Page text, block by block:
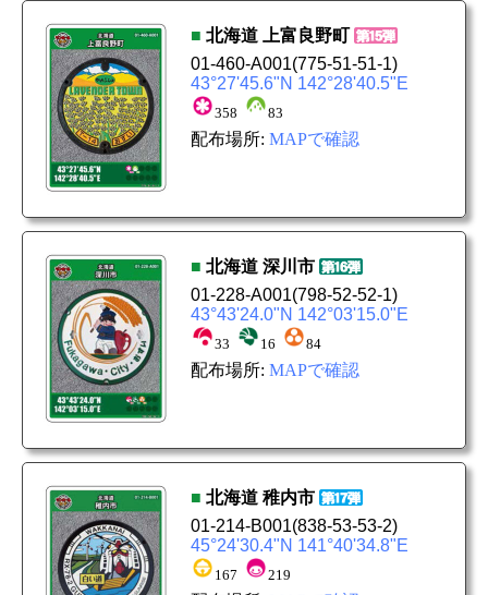
■ 北海道 上富良野町
01-460-A001(775-51-51-1)
43°27'45.6"N 142°28'40.5"E
358 83
配布場所: MAPで確認
■ 北海道 深川市
01-228-A001(798-52-52-1)
43°43'24.0"N 142°03'15.0"E
33 16 84
配布場所: MAPで確認
■ 北海道 稚内市
01-214-B001(838-53-53-2)
45°24'30.4"N 141°40'34.8"E
167 219